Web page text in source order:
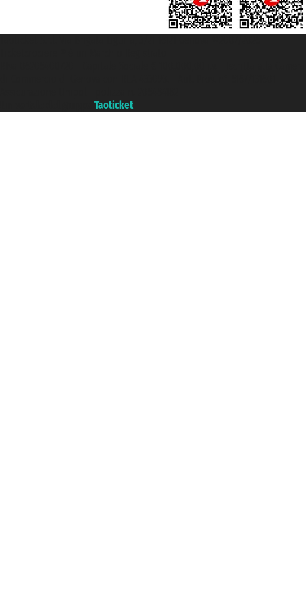
Taoticket